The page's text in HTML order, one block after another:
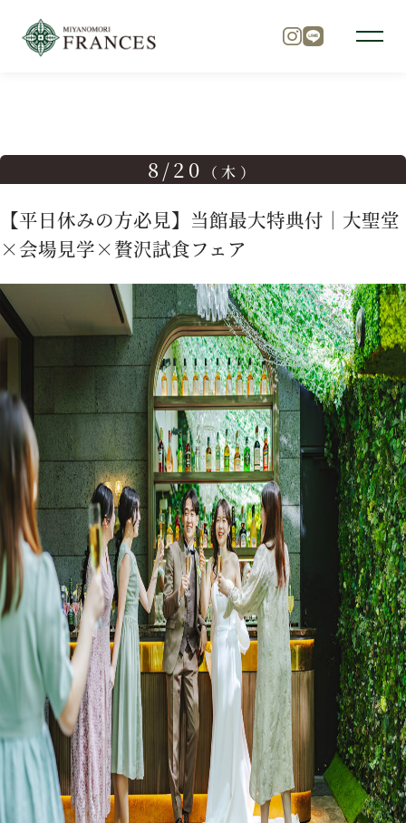
チャペル
料理
ドレス
プラン
施設紹介
フォトガイドツアー
ブライダルフェア
ニュース
パーティレポート
8/20 （木）
【平日休みの方必見】当館最大特典付｜大聖堂
×会場見学×贅沢試食フェア